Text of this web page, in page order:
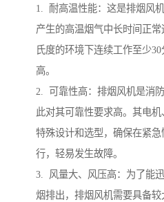
1. 耐高温性能：这是排烟风
产生的高温烟气中长时间正
氏度的环境下连续工作至少
高。
2. 可靠性高：排烟风机是消
此对其可靠性要求高。其电
特殊设计和选型，确保在紧
行，轻易发生故障。
3. 风量大、风压高：为了能
烟排出，排烟风机需要具备较